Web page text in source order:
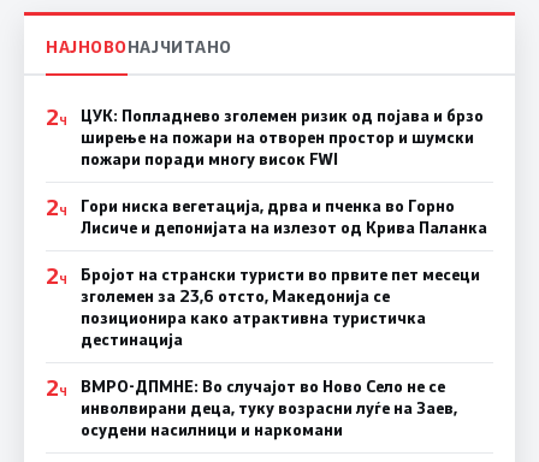
НАЈНОВОНАЈЧИТАНО
2Ч
ЦУК: Попладнево зголемен ризик од појава и брзо
ширење на пожари на отворен простор и шумски
пожари поради многу висок FWI
2Ч
Гори ниска вегетација, дрва и пченка во Горно
Лисиче и депонијата на излезот од Крива Паланка
2Ч
Бројот на странски туристи во првите пет месеци
зголемен за 23,6 отсто, Македонија се
позиционира како атрактивна туристичка
дестинација
2Ч
ВМРО-ДПМНЕ: Во случајот во Ново Село не се
инволвирани деца, туку возрасни луѓе на Заев,
осудени насилници и наркомани